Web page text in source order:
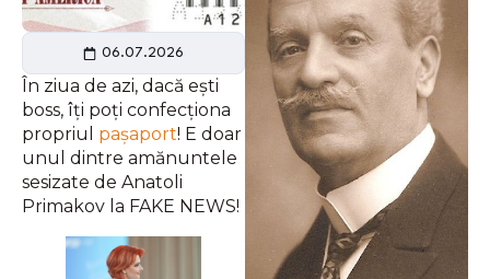
06.07.2026
În ziua de azi, dacă ești
boss, îți poți confecționa
propriul pașaport! E doar
unul dintre amănuntele
sesizate de Anatoli
Primakov la FAKE NEWS!